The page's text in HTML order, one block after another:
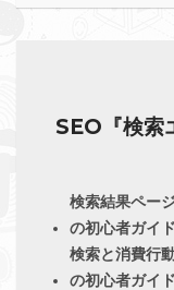
SEO『検索
検索結果ペー
の初心者ガイ
検索と消費行
の初心者ガイ